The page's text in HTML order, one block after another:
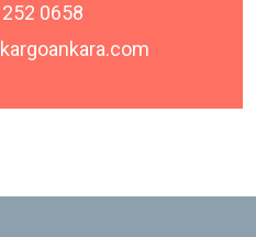
0658